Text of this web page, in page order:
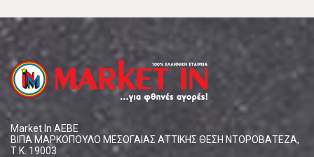
Market In ΑΕΒΕ
ΒΙΠΑ ΜΑΡΚΟΠΟΥΛΟ ΜΕΣΟΓΑΙΑΣ ΑΤΤΙΚΗΣ ΘΕΣΗ ΝΤΟΡΟΒΑΤΕΖΑ,
Τ.Κ. 19003